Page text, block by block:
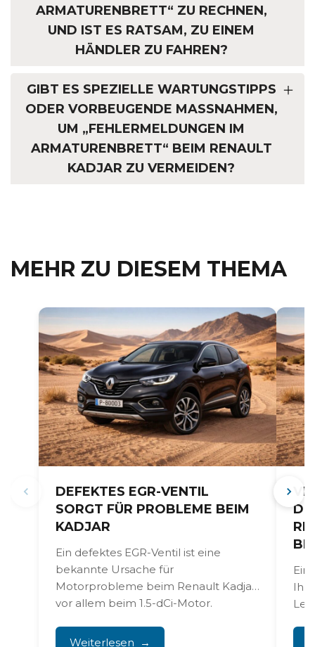
ARMATURENBRETT“ ZU RECHNEN,
UND IST ES RATSAM, ZU EINEM
HÄNDLER ZU FAHREN?
GIBT ES SPEZIELLE WARTUNGSTIPPS
ODER VORBEUGENDE MASSNAHMEN, U
M „FEHLERMELDUNGEN IM A
RMATURENBRETT“ BEIM RENAULT K
ADJAR ZU VERMEIDEN?
MEHR ZU DIESEM THEMA
DEFEKTES EGR-VENTIL
SORGT FÜR PROBLEME BEIM
KADJAR
Ein defektes EGR-Ventil ist eine
bekannte Ursache für
Motorprobleme beim Renault Kadjar,
vor allem beim 1.5-dCi-Motor.
dass...
Weiterlesen
Ein